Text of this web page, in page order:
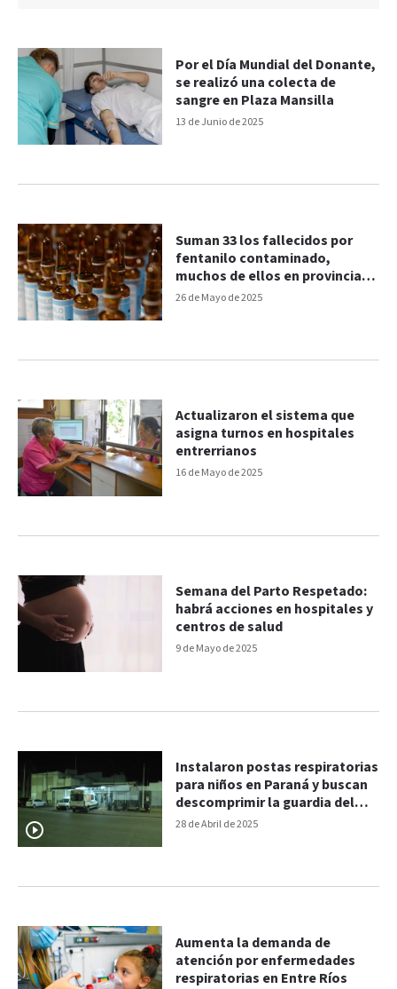
13 de Junio de 2025
Por el Día Mundial del Donante,
se realizó una colecta de
sangre en Plaza Mansilla
26 de Mayo de 2025
Suman 33 los fallecidos por
fentanilo contaminado,
muchos de ellos en provincia
de Santa Fe
16 de Mayo de 2025
Actualizaron el sistema que
asigna turnos en hospitales
entrerrianos
9 de Mayo de 2025
Semana del Parto Respetado:
habrá acciones en hospitales y
centros de salud
28 de Abril de 2025
Instalaron postas respiratorias
para niños en Paraná y buscan
descomprimir la guardia del
hospital
Aumenta la demanda de
atención por enfermedades
respiratorias en Entre Ríos